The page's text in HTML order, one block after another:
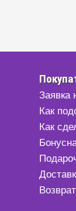
Заявка
Как
Как